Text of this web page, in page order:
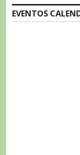
EVENTOS